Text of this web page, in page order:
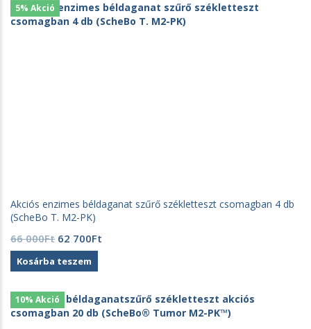
700Ft.
365Ft.
5% Akció
Akciós enzimes béldaganat szűrő székletteszt csomagban 4 db
(ScheBo T. M2-PK)
66 000Ft Original
price
was:
000Ft.
62 700Ft
700Ft.
Kosárba teszem
10% Akció